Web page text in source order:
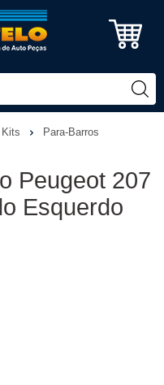
Para-Barros
Peugeot 207
Esquerdo